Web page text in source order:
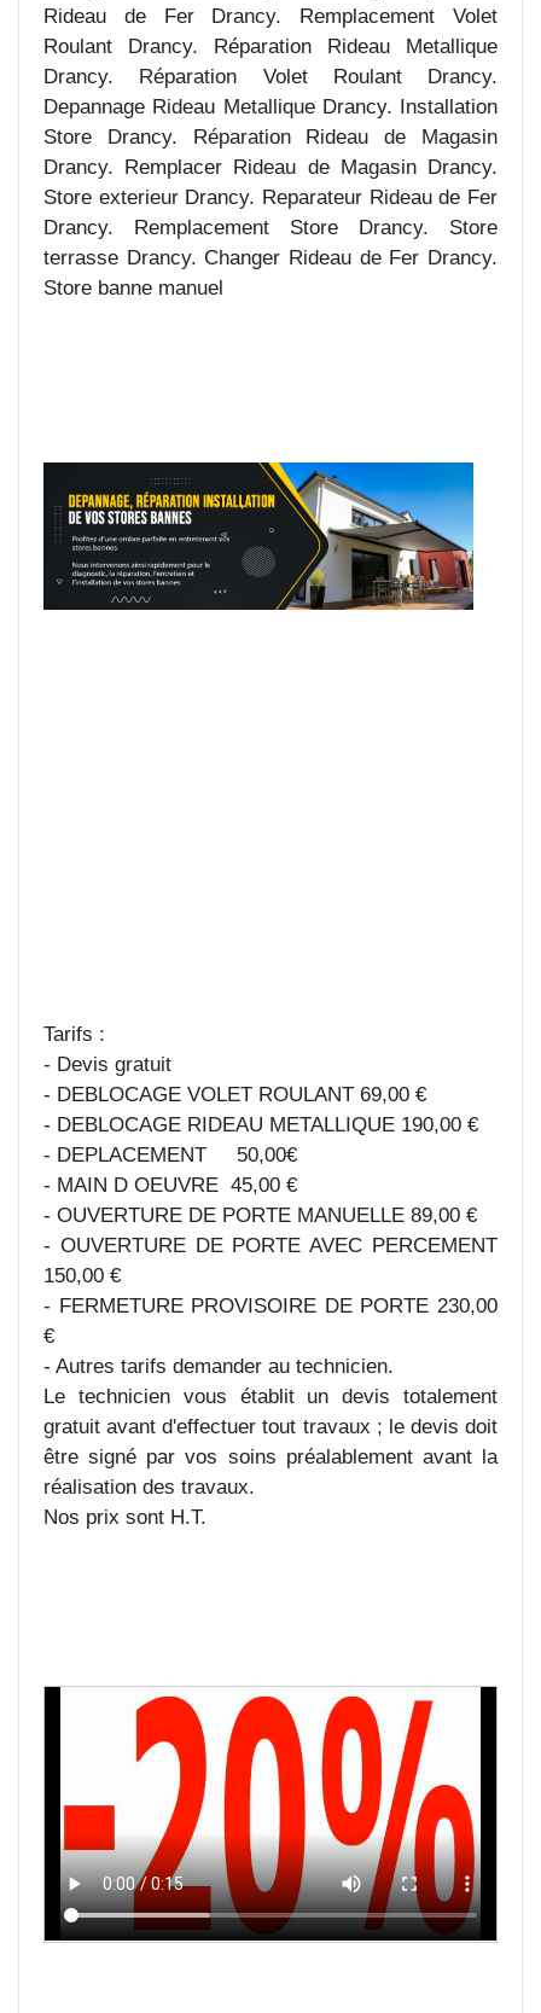
Rideau de Fer Drancy. Remplacement Volet
Roulant Drancy. Réparation Rideau Metallique
Drancy. Réparation Volet Roulant Drancy.
Depannage Rideau Metallique Drancy. Installation
Store Drancy. Réparation Rideau de Magasin
Drancy. Remplacer Rideau de Magasin Drancy.
Store exterieur Drancy. Reparateur Rideau de Fer
Drancy. Remplacement Store Drancy. Store
terrasse Drancy. Changer Rideau de Fer Drancy.
Store banne manuel
Tarifs :
- Devis gratuit
- DEBLOCAGE VOLET ROULANT 69,00 €
- DEBLOCAGE RIDEAU METALLIQUE 190,00 €
- DEPLACEMENT 50,00€
- MAIN D OEUVRE 45,00 €
- OUVERTURE DE PORTE MANUELLE 89,00 €
- OUVERTURE DE PORTE AVEC PERCEMENT
150,00 €
- FERMETURE PROVISOIRE DE PORTE 230,00
€
- Autres tarifs demander au technicien.
Le technicien vous établit un devis totalement
gratuit avant d'effectuer tout travaux ; le devis doit
être signé par vos soins préalablement avant la
réalisation des travaux.
Nos prix sont H.T.